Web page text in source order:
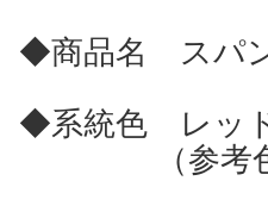
◆商品名 スパ
◆系統色 レッ
（参考色